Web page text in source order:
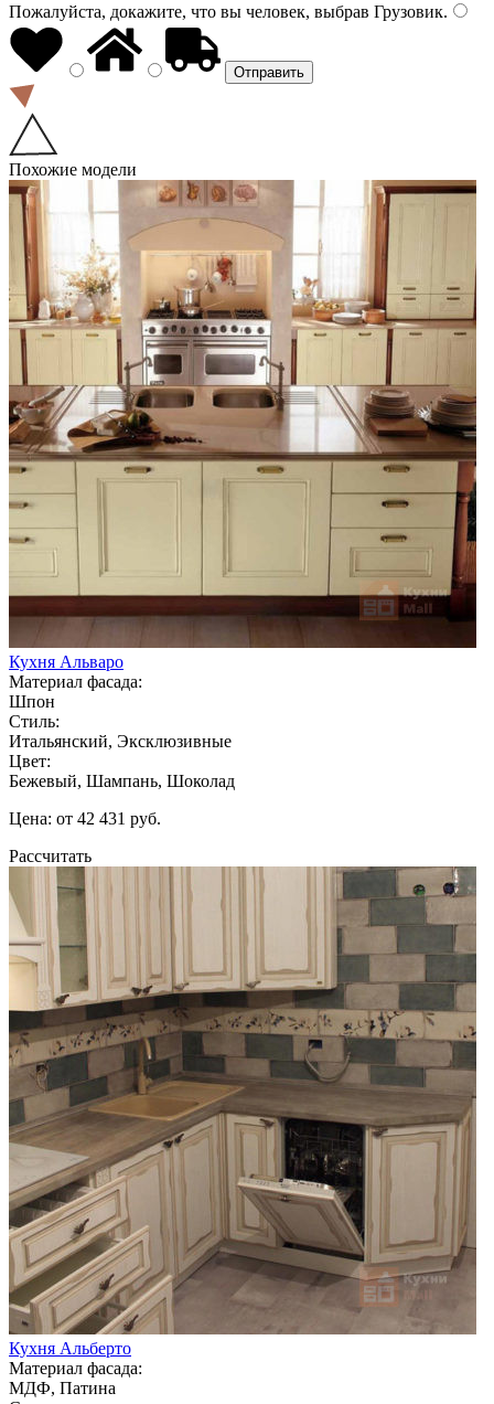
Пожалуйста, докажите, что вы человек, выбрав Грузовик.
Похожие модели
Кухня Альваро
Материал фасада:
Шпон
Стиль:
Итальянский, Эксклюзивные
Цвет:
Бежевый, Шампань, Шоколад
Цена: от 42 431 руб.
Рассчитать
Кухня Альберто
Материал фасада:
МДФ, Патина